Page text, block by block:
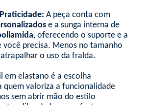
A peça conta com
e a sunga interna de
, oferecendo o suporte e a
você precisa. Menos no tamanho
o uso da fralda.
em elastano é a escolha
quem valoriza a funcionalidade
sem abrir mão do estilo